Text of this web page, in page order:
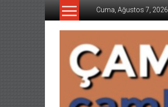
İçeriğe
Cuma, Ağustos 7, 2026
CAMLIMANI
AKADEMI